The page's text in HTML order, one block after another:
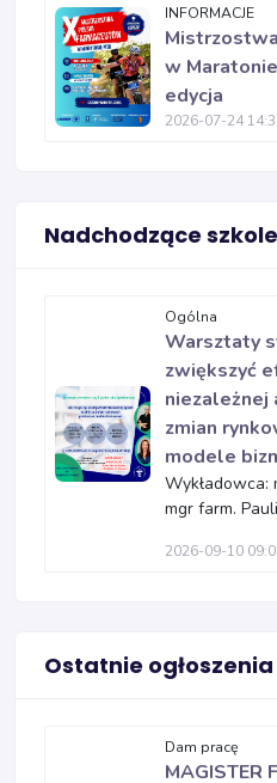
INFORMACJE
w
edycja
2026-07-24
Nadchodzące
Ogólna
Warsztaty
zwiększyć
niezależnej
zmian
modele
Wykładowca:
mgr farm.
2026-09-10
Ostatnie ogłoszenia
Dam pracę
MAGISTER